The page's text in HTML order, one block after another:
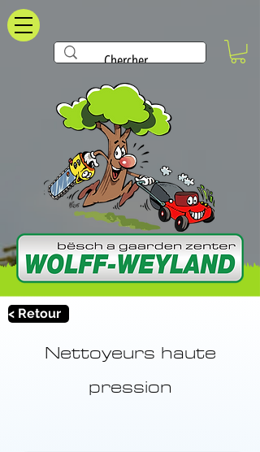
< Retour
Nettoyeurs haute
pression